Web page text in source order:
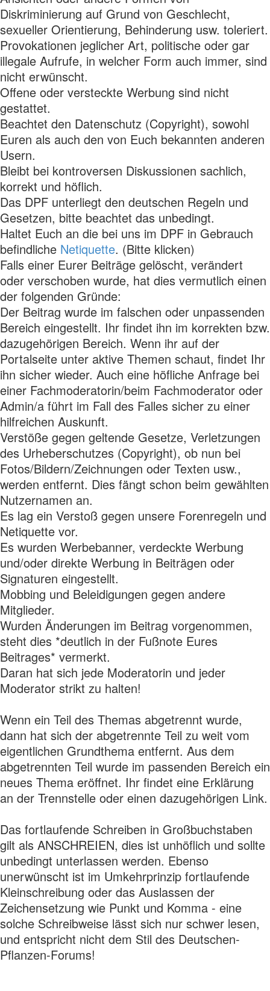
Diskriminierung auf Grund von Geschlecht,
sexueller Orientierung, Behinderung usw. toleriert.
Provokationen jeglicher Art, politische oder gar
illegale Aufrufe, in welcher Form auch immer, sind
nicht erwünscht.
Offene oder versteckte Werbung sind nicht
gestattet.
Beachtet den Datenschutz (Copyright), sowohl
Euren als auch den von Euch bekannten anderen
Usern.
Bleibt bei kontroversen Diskussionen sachlich,
korrekt und höflich.
Das DPF unterliegt den deutschen Regeln und
Gesetzen, bitte beachtet das unbedingt.
Haltet Euch an die bei uns im DPF in Gebrauch
befindliche Netiquette. (Bitte klicken)
Falls einer Eurer Beiträge gelöscht, verändert
oder verschoben wurde, hat dies vermutlich einen
der folgenden Gründe:
Der Beitrag wurde im falschen oder unpassenden
Bereich eingestellt. Ihr findet ihn im korrekten bzw.
dazugehörigen Bereich. Wenn ihr auf der
Portalseite unter aktive Themen schaut, findet Ihr
ihn sicher wieder. Auch eine höfliche Anfrage bei
einer Fachmoderatorin/beim Fachmoderator oder
Admin/a führt im Fall des Falles sicher zu einer
hilfreichen Auskunft.
Verstöße gegen geltende Gesetze, Verletzungen
des Urheberschutzes (Copyright), ob nun bei
Fotos/Bildern/Zeichnungen oder Texten usw.,
werden entfernt. Dies fängt schon beim gewählten
Nutzernamen an.
Es lag ein Verstoß gegen unsere Forenregeln und
Netiquette vor.
Es wurden Werbebanner, verdeckte Werbung
und/oder direkte Werbung in Beiträgen oder
Signaturen eingestellt.
Mobbing und Beleidigungen gegen andere
Mitglieder.
Wurden Änderungen im Beitrag vorgenommen,
steht dies *deutlich in der Fußnote Eures
Beitrages* vermerkt.
Daran hat sich jede Moderatorin und jeder
Moderator strikt zu halten!
Wenn ein Teil des Themas abgetrennt wurde,
dann hat sich der abgetrennte Teil zu weit vom
eigentlichen Grundthema entfernt. Aus dem
abgetrennten Teil wurde im passenden Bereich ein
neues Thema eröffnet. Ihr findet eine Erklärung
an der Trennstelle oder einen dazugehörigen Link.
Das fortlaufende Schreiben in Großbuchstaben
gilt als ANSCHREIEN, dies ist unhöflich und sollte
unbedingt unterlassen werden. Ebenso
unerwünscht ist im Umkehrprinzip fortlaufende
Kleinschreibung oder das Auslassen der
Zeichensetzung wie Punkt und Komma - eine
solche Schreibweise lässt sich nur schwer lesen,
und entspricht nicht dem Stil des Deutschen-
Pflanzen-Forums!